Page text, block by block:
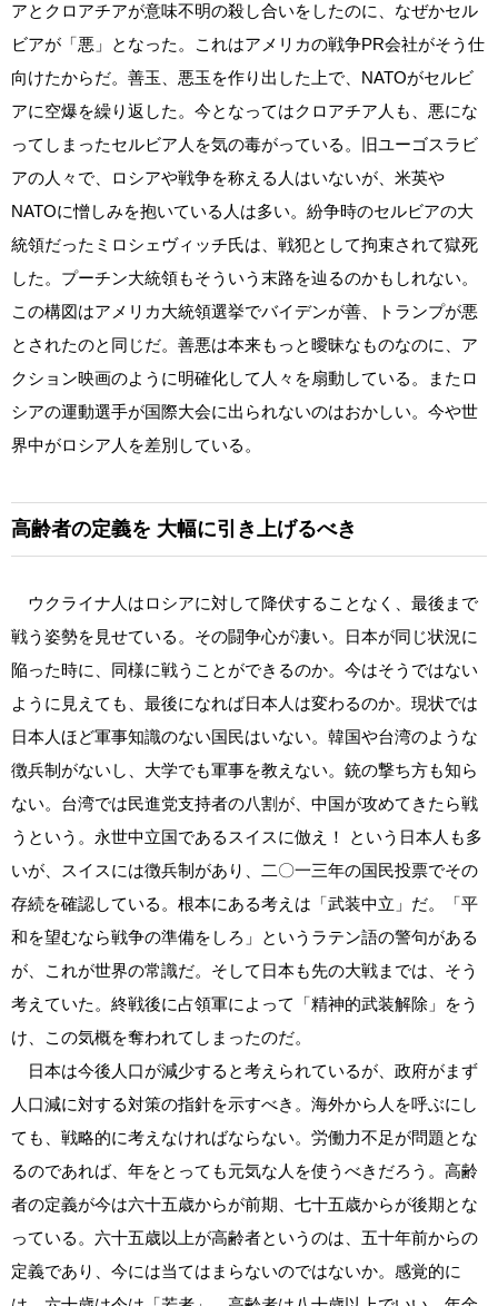
アとクロアチアが意味不明の殺し合いをしたのに、なぜかセル
ビアが「悪」となった。これはアメリカの戦争PR会社がそう仕
向けたからだ。善玉、悪玉を作り出した上で、NATOがセルビ
アに空爆を繰り返した。今となってはクロアチア人も、悪にな
ってしまったセルビア人を気の毒がっている。旧ユーゴスラビ
アの人々で、ロシアや戦争を称える人はいないが、米英や
NATOに憎しみを抱いている人は多い。紛争時のセルビアの大
統領だったミロシェヴィッチ氏は、戦犯として拘束されて獄死
した。プーチン大統領もそういう末路を辿るのかもしれない。
この構図はアメリカ大統領選挙でバイデンが善、トランプが悪
とされたのと同じだ。善悪は本来もっと曖昧なものなのに、ア
クション映画のように明確化して人々を扇動している。またロ
シアの運動選手が国際大会に出られないのはおかしい。今や世
界中がロシア人を差別している。
高齢者の定義を 大幅に引き上げるべき
ウクライナ人はロシアに対して降伏することなく、最後まで
戦う姿勢を見せている。その闘争心が凄い。日本が同じ状況に
陥った時に、同様に戦うことができるのか。今はそうではない
ように見えても、最後になれば日本人は変わるのか。現状では
日本人ほど軍事知識のない国民はいない。韓国や台湾のような
徴兵制がないし、大学でも軍事を教えない。銃の撃ち方も知ら
ない。台湾では民進党支持者の八割が、中国が攻めてきたら戦
うという。永世中立国であるスイスに倣え！ という日本人も多
いが、スイスには徴兵制があり、二〇一三年の国民投票でその
存続を確認している。根本にある考えは「武装中立」だ。「平
和を望むなら戦争の準備をしろ」というラテン語の警句がある
が、これが世界の常識だ。そして日本も先の大戦までは、そう
考えていた。終戦後に占領軍によって「精神的武装解除」をう
け、この気概を奪われてしまったのだ。
日本は今後人口が減少すると考えられているが、政府がまず
人口減に対する対策の指針を示すべき。海外から人を呼ぶにし
ても、戦略的に考えなければならない。労働力不足が問題とな
るのであれば、年をとっても元気な人を使うべきだろう。高齢
者の定義が今は六十五歳からが前期、七十五歳からが後期とな
っている。六十五歳以上が高齢者というのは、五十年前からの
定義であり、今には当てはまらないのではないか。感覚的に